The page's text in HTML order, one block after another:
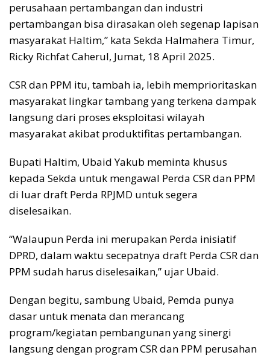
perusahaan pertambangan dan industri
pertambangan bisa dirasakan oleh segenap lapisan
masyarakat Haltim,” kata Sekda Halmahera Timur,
Ricky Richfat Caherul, Jumat, 18 April 2025.
CSR dan PPM itu, tambah ia, lebih memprioritaskan
masyarakat lingkar tambang yang terkena dampak
langsung dari proses eksploitasi wilayah
masyarakat akibat produktifitas pertambangan.
Bupati Haltim, Ubaid Yakub meminta khusus
kepada Sekda untuk mengawal Perda CSR dan PPM
di luar draft Perda RPJMD untuk segera
diselesaikan.
“Walaupun Perda ini merupakan Perda inisiatif
DPRD, dalam waktu secepatnya draft Perda CSR dan
PPM sudah harus diselesaikan,” ujar Ubaid.
Dengan begitu, sambung Ubaid, Pemda punya
dasar untuk menata dan merancang
program/kegiatan pembangunan yang sinergi
langsung dengan program CSR dan PPM perusahan